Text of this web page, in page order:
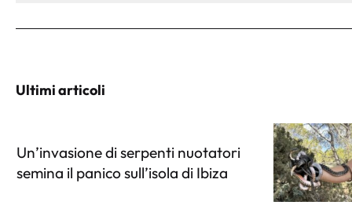
Ultimi articoli
Un’invasione di serpenti nuotatori
semina il panico sull’isola di Ibiza